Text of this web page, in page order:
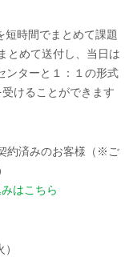
短時間でまとめて課題
とめて送付し、当日は
ンターと１：１の形式
けることができます
約済みのお客様（※ご
はこちら